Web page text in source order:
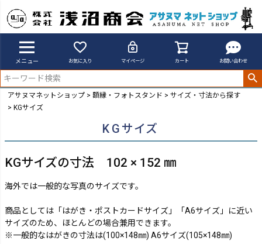
メニュー お気に入り マイページ カート お問い合わせ
アサヌマネットショップ 額縁・フォトスタンド
サイズ・寸法から探す
KGサイズ
KGサイズ
KGサイズの寸法 102 × 152 ㎜
海外では一般的な写真のサイズです。
商品としては「はがき・ポストカードサイズ」「A6サイズ」に近い
サイズのため、ほとんどの場合兼用できます。
※一般的なはがきの寸法は(100×148㎜) A6サイズ(105×148㎜)